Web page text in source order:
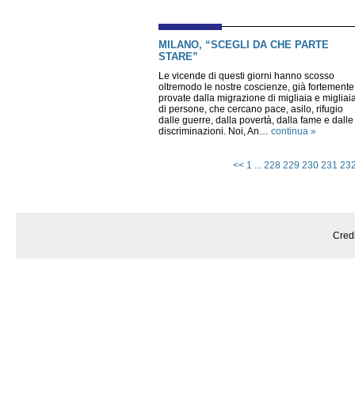
MILANO, “SCEGLI DA CHE PARTE
STARE”
Le vicende di questi giorni hanno scosso
oltremodo le nostre coscienze, già fortemente
provate dalla migrazione di migliaia e
di persone, che cercano pace, asilo, rifugio
dalle guerre, dalla povertà, dalla fame e dalle
discriminazioni. Noi, An… continua »
<< 1 ... 228 229 230 231